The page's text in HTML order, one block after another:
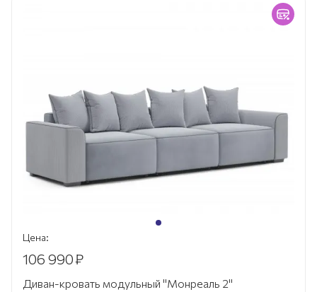
Цена:
106 990₽
Диван-кровать модульный "Монреаль 2"